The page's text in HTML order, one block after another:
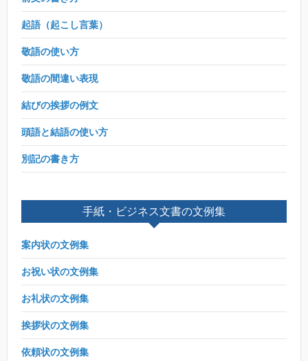
起語（起こし言葉）
敬語の使い方
敬語の間違い表現
結びの挨拶の例文
頭語と結語の使い方
別記の書き方
手紙・ビジネス文書の文例集
案内状の文例集
お祝い状の文例集
お礼状の文例集
挨拶状の文例集
依頼状の文例集